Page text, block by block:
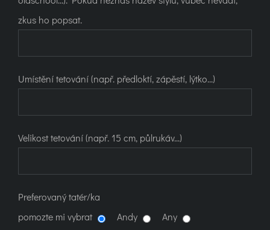
zkus ho popsat.
Umístění tetování (např. předloktí, zápěstí, lýtko...)
Velikost tetování (např. 15 cm, půlrukáv...)
Preferovaný tatér/ka
pomozte mi vybrat
Andy
Any